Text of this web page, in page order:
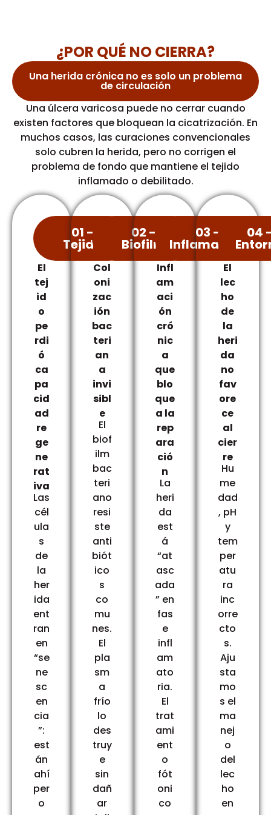
¿POR QUÉ NO CIERRA?
Una herida crónica no es solo un problema
de circulación
Una úlcera varicosa puede no cerrar cuando
existen factores que bloquean la cicatrización. En
muchos casos, las curaciones convencionales
solo cubren la herida, pero no corrigen el
problema de fondo que mantiene el tejido
inflamado o debilitado.
01 -
Tejido
El
tej
id
o
pe
rdi
ó
ca
pa
cid
ad
re
ge
ne
rat
iva
Las
cél
ula
s
de
la
her
ida
ent
ran
en
“se
ne
sc
en
cia
”:
est
án
ahí
per
o
02 -
Biofilm
Col
oni
zac
ión
bac
teri
an
a
invi
sibl
e
El
biof
ilm
bac
teri
ano
resi
ste
anti
biót
ico
s
co
mu
nes.
El
pla
sm
a
frío
lo
des
truy
e
sin
dañ
ar
03 -
Inflamación
Infl
am
aci
ón
cró
nic
a
que
blo
que
a la
rep
ara
ció
n
La
heri
da
est
á
“at
asc
ada
” en
fas
e
infl
am
ato
ria.
El
trat
ami
ent
o
fót
oni
co
04
El
lec
ho
de
la
heri
da
no
fav
ore
ce
al
cier
re
Hu
me
dad
, pH
y
tem
per
atu
ra
inc
orre
cto
s.
Aju
sta
mo
s el
ma
nej
o
del
lec
ho
en